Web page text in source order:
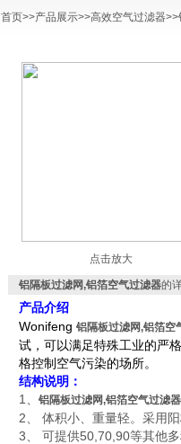
首页>>产品展示>>高效空气过滤器>>
点击放大
铝隔板过滤网,铝箔空气过滤器的
产品介绍
Wonifeng 铝隔板过滤网,铝箔空
试，可以满足特殊工业的严
格控制空气污染的场所。
结构说明：
1、
铝隔板过滤网,铝箔空气过滤器
2、 体积小、重量轻。采用
3、 可提供50,70,90等其他